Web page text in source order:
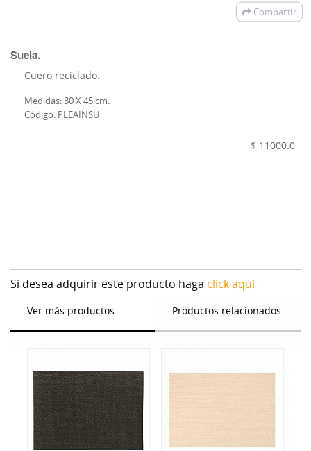
Compartir
Suela.
Cuero reciclado.
Medidas: 30 X 45 cm.
Código: PLEAINSU
$ 11000.0
Si desea adquirir este producto haga click aquí
Ver más productos Productos relacionados